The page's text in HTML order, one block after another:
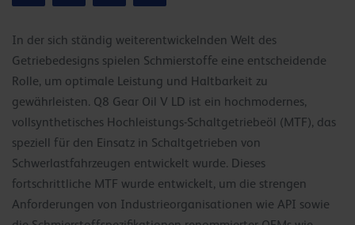
In der sich ständig weiterentwickelnden Welt des
Getriebedesigns spielen Schmierstoffe eine entscheidende
Rolle, um optimale Leistung und Haltbarkeit zu
gewährleisten. Q8 Gear Oil V LD ist ein hochmodernes,
vollsynthetisches Hochleistungs-Schaltgetriebeöl (MTF), das
speziell für den Einsatz in Schaltgetrieben von
Schwerlastfahrzeugen entwickelt wurde. Dieses
fortschrittliche MTF wurde entwickelt, um die strengen
Anforderungen von Industrieorganisationen wie API sowie